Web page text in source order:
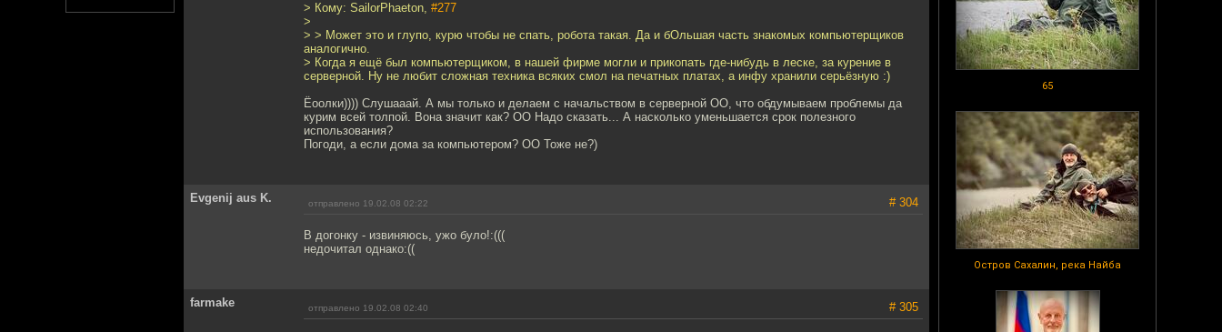
65
Остров Сахалин, река Найба
> Кому: SailorPhaeton, #277
>
> > Может это и глупо, курю чтобы не спать, робота такая. Да и бОльшая часть знакомых компьютерщиков
аналогично.
> Когда я ещё был компьютерщиком, в нашей фирме могли и прикопать где-нибудь в леске, за курение в
серверной. Ну не любит сложная техника всяких смол на печатных платах, а инфу хранили серьёзную :)
Ёоолки)))) Слушааай. А мы только и делаем с начальством в серверной ОО, что обдумываем проблемы да
курим всей толпой. Вона значит как? ОО Надо сказать... А насколько уменьшается срок полезного
использования?
Погоди, а если дома за компьютером? ОО Тоже не?)
Evgenij aus K. отправлено 19.02.08 02:22 # 304
В догонку - извиняюсь, ужо було!:(((
недочитал однако:((
farmake отправлено 19.02.08 02:40 # 305